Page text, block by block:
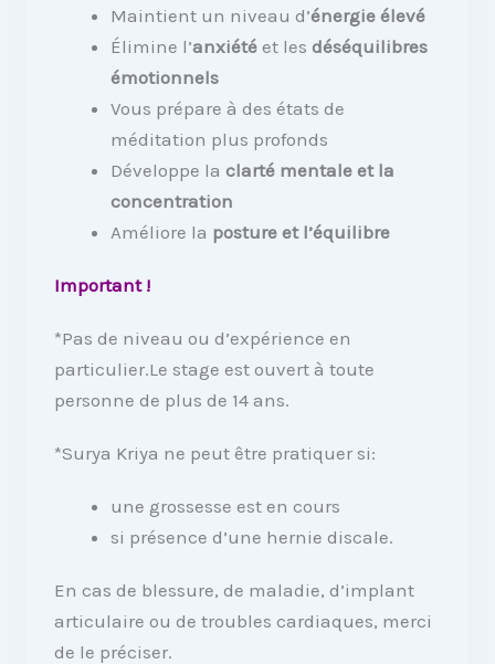
Maintient un niveau d’énergie élevé
Élimine l’anxiété et les déséquilibres
émotionnels
Vous prépare à des états de
méditation plus profonds
Développe laclarté mentale et la
concentration
Améliore la posture et l’équilibre
Important !
*Pas de niveau ou d’expérience en
particulier.Le stage est ouvert à toute
personne de plus de 14 ans.
*Surya Kriya ne peut être pratiquer si:
une grossesse est en cours
si présence d’une hernie discale.
En cas de blessure, de maladie, d’implant
articulaire ou de troubles cardiaques, merci
de le préciser.